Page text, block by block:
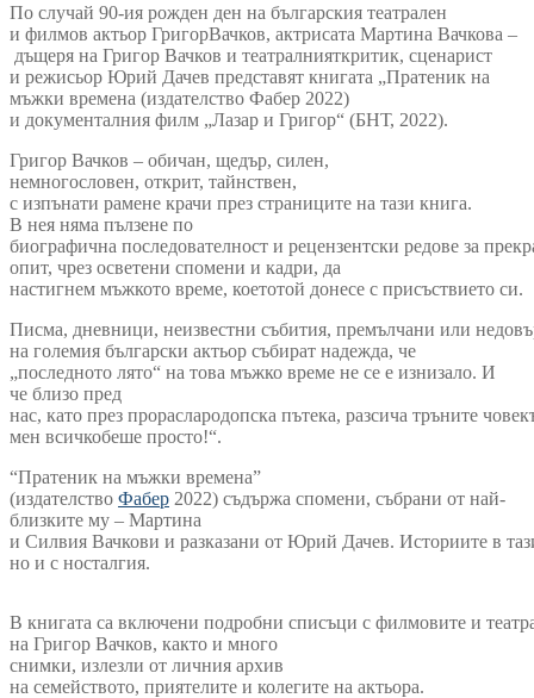
По случай 90-ия рожден ден на българския театрален
и филмов актьор ГригорВачков, актрисата Мартина Вачкова –
дъщеря на Григор Вачков и театралнияткритик, сценарист
и режисьор Юрий Дачев представят книгата „Пратеник на
мъжки времена (издателство Фабер 2022)
и документалния филм „Лазар и Григор“ (БНТ, 2022).
Григор Вачков – обичан, щедър, силен,
немногословен, открит, тайнствен,
с изпънати рамене крачи през страниците на тази книга.
В нея няма пълзене по
биографична последователност и рецензентски редове за
опит, чрез осветени спомени и кадри, да
настигнем мъжкото време, коетотой донесе с присъствието си.
Писма, дневници, неизвестни събития, премълчани или
на големия български актьор събират надежда, че
„последното лято“ на това мъжко време не се е изнизало. И
че близо пред
нас, като през прораслародопска пътека, разсича тръните
мен всичкобеше просто!“.
“Пратеник на мъжки времена”
(издателство Фабер 2022) съдържа спомени, събрани от най-
близките му – Мартина
и Силвия Вачкови и разказани от Юрий Дачев. Историите в
но и с носталгия.
В книгата са включени подробни списъци с филмовите и
на Григор Вачков, както и много
снимки, излезли от личния архив
на семейството, приятелите и колегите на актьора.